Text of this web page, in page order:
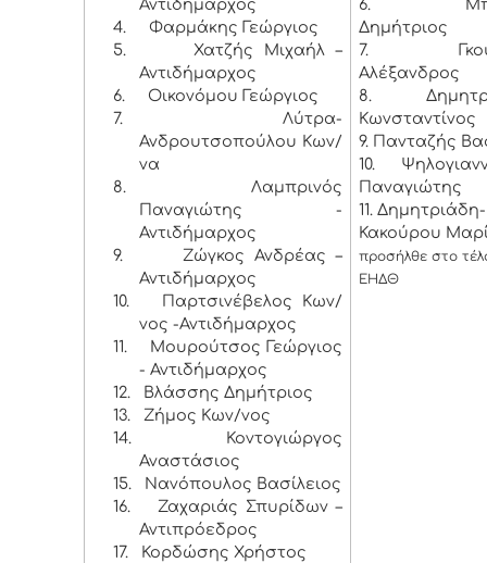
Αντιδήμαρχος
4.
Φαρμάκης Γεώργιος
5.
Χατζής Μιχαήλ –
Αντιδήμαρχος
6.
Οικονόμου Γεώργιος
7.
Λύτρα-
Ανδρουτσοπούλου Κων/
να
8.
Λαμπρινός
Παναγιώτης -
Αντιδήμαρχος
9.
Ζώγκος Ανδρέας –
Αντιδήμαρχος
10.
Παρτσινέβελος Κων/
νος -Αντιδήμαρχος
11.
Μουρούτσος Γεώργιος
- Αντιδήμαρχος
12.
Βλάσσης Δημήτριος
13.
Ζήμος Κων/νος
14.
Κοντογιώργος
Αναστάσιος
15.
Νανόπουλος Βασίλειος
16.
Ζαχαριάς Σπυρίδων –
Αντιπρόεδρος
17.
Κορδώσης Χρήστος
6.
Δημήτριος
7.
Αλέξανδρος
8.
Κωνσταντίνος
9. Πανταζής
10.
Παναγιώτης
11. Δημητριάδη-
Κακούρου
προσήλθε στο
ΕΗΔΘ